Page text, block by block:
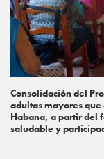
Consolidación del
adultas mayores
Habana, a partir del
saludable y